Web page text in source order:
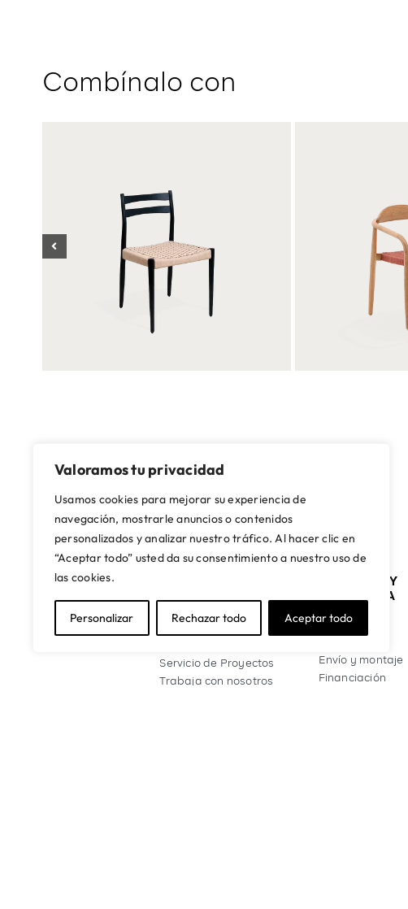
Valoramos tu privacidad
Usamos cookies para mejorar su experiencia de
navegación, mostrarle anuncios o contenidos
personalizados y analizar nuestro tráfico. Al hacer clic en
“Aceptar todo” usted da su consentimiento a nuestro uso de
las cookies.
Personalizar Rechazar todo Aceptar todo
Combínalo con
Servicio de Proyectos
Trabaja con nosotros
CONTACTO Y
ASISTENCIA
Mi cuenta
Envío y montaje
Financiación